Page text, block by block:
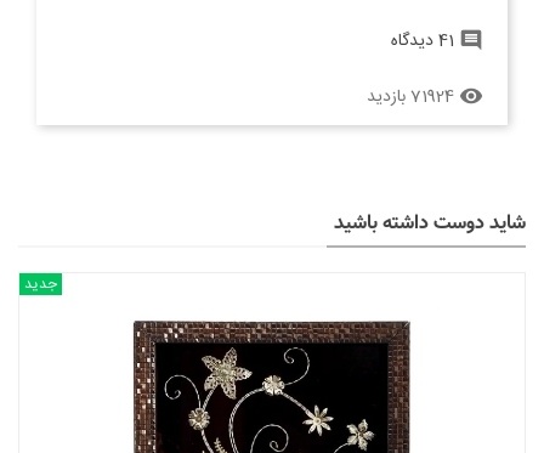
comment 41 دیدگاه
remove_red_eye 71924 بازدید
شاید دوست داشته باشید
جدید